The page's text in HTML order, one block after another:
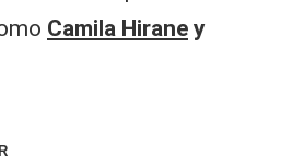
Camila Hirane y